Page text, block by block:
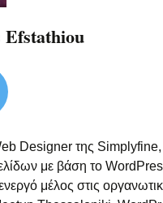
Efstathiou
Designer της Simplyfine,
με βάση το
μέλος στις